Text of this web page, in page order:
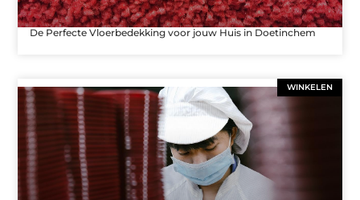
De Perfecte Vloerbedekking voor jouw Huis in Doetinchem
WINKELEN